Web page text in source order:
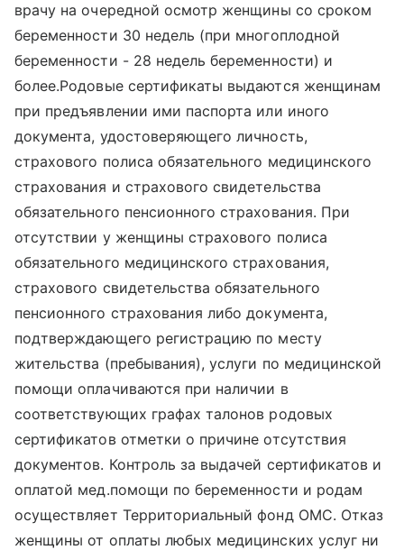
врачу на очередной осмотр женщины со сроком
беременности 30 недель (при многоплодной
беременности - 28 недель беременности) и
более.Родовые сертификаты выдаются женщинам
при предъявлении ими паспорта или иного
документа, удостоверяющего личность,
страхового полиса обязательного медицинского
страхования и страхового свидетельства
обязательного пенсионного страхования. При
отсутствии у женщины страхового полиса
обязательного медицинского страхования,
страхового свидетельства обязательного
пенсионного страхования либо документа,
подтверждающего регистрацию по месту
жительства (пребывания), услуги по медицинской
помощи оплачиваются при наличии в
соответствующих графах талонов родовых
сертификатов отметки о причине отсутствия
документов. Контроль за выдачей сертификатов и
оплатой мед.помощи по беременности и родам
осуществляет Территориальный фонд ОМС. Отказ
женщины от оплаты любых медицинских услуг ни